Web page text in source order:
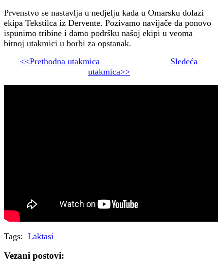
Prvenstvo se nastavlja u nedjelju kada u Omarsku dolazi
ekipa Tekstilca iz Dervente. Pozivamo navijače da ponovo
ispunimo tribine i damo podršku našoj ekipi u veoma
bitnoj utakmici u borbi za opstanak.
<<Prethodna utakmica
Sledeća
utakmica>>
Tags: Laktasi
Vezani postovi: